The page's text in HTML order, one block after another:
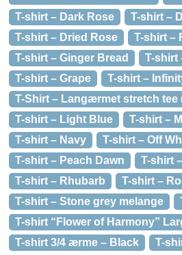
T-shirt – Dark Rose
T-shirt –
T-shirt – Dried Rose
T-shirt –
T-shirt – Ginger Bread
T-shirt
T-shirt – Grape
T-shirt –
T-Shirt – Langærmet stretch tee
T-shirt – Light Blue
T-shirt –
T-shirt – Navy
T-shirt – Off
T-shirt – Peach Dawn
T-shirt
T-shirt – Rhubarb
T-shirt –
T-shirt – Stone grey melange
T-shirt “Flower of Harmony”
T-shirt 3/4 ærme – Black
T-